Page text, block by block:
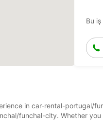
Bu
in car-rental-portugal/
funchal-city. Whether